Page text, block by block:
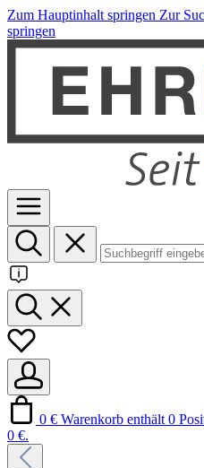
Zum Hauptinhalt springen Zur
springen
0 € Warenkorb enthält 0
0 €.